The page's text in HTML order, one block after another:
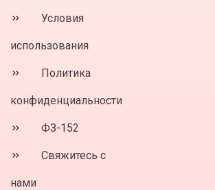
Условия
использования
Политика
конфиденциальности
ФЗ-152
Свяжитесь с
нами